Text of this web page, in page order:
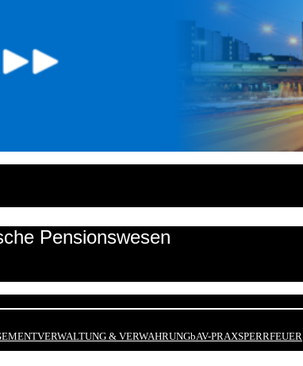
Pensionswesen
VERWALTUNG & VERWAHRUNGbAV-PRAXSPERRFEUER